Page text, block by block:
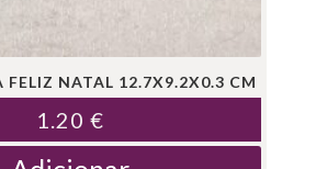
FELIZ NATAL 12.7X9.2X0.3 CM
1.20 €